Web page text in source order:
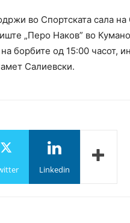
во Спортската сала
„Перо Наков” во
борбите од 15:00 часот,
Салиевски.
Linkedin